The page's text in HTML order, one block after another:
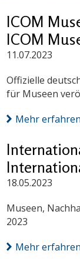
ICOM
ICOM
11.07.2023
Offizielle
für Museen
Mehr erfahren
18.05.2023
Museen,
2023
Mehr erfahren